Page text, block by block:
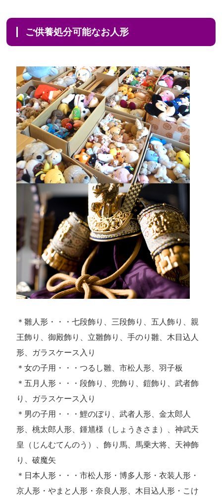
ご供養処分可能なお人形
＊雛人形・・・七段飾り、三段飾り、五人飾り、親
王飾り、御殿飾り、立雛飾り、手のり雛、木目込人
形、ガラスケース入り
＊女の子用・・・つるし雛、市松人形、羽子板
＊五月人形・・・段飾り、兜飾り、鎧飾り、武者飾
り、ガラスケース入り
＊男の子用・・・鯉のぼり、武者人形、金太郎人
形、桃太郎人形、鍾馗様（しょうきさま）、神武天
皇（じんむてんのう）、飾り馬、馬乗大将、天神飾
り、破魔矢
＊日本人形・・・市松人形・博多人形・衣装人形・
京人形・やまと人形・奈良人形、木目込人形・こけ